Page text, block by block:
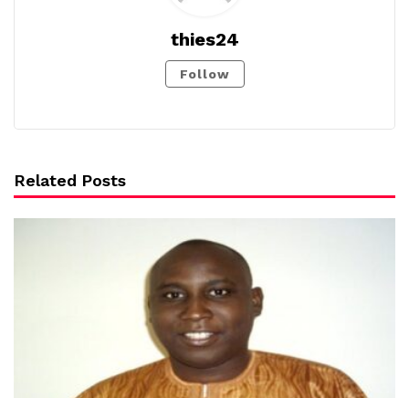
thies24
Follow
Related Posts